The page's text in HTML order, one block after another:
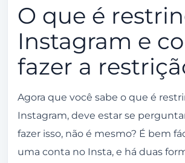
O que é
Instagram e
fazer a
Agora que você sabe o que é
Instagram, deve estar se
fazer isso, não é mesmo? É bem
uma conta no Insta, e há duas